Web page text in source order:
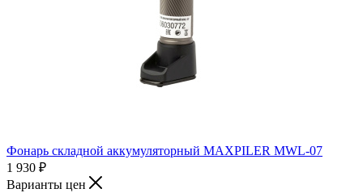
Фонарь складной аккумуляторный MAXPILER MWL-07
1 930 ₽
Варианты цен